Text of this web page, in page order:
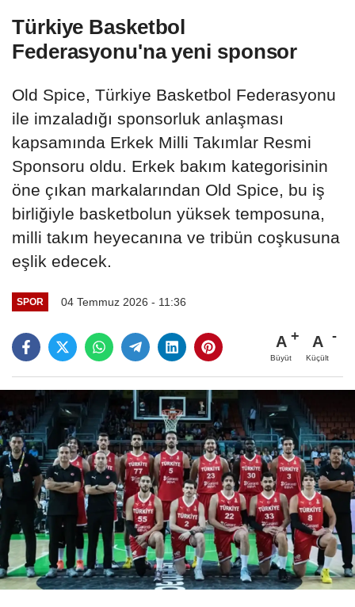
Türkiye Basketbol
Federasyonu'na yeni sponsor
Old Spice, Türkiye Basketbol Federasyonu
ile imzaladığı sponsorluk anlaşması
kapsamında Erkek Milli Takımlar Resmi
Sponsoru oldu. Erkek bakım kategorisinin
öne çıkan markalarından Old Spice, bu iş
birliğiyle basketbolun yüksek temposuna,
milli takım heyecanına ve tribün coşkusuna
eşlik edecek.
SPOR 04 Temmuz 2026 - 11:36
A
Büyüt
A
Küçült